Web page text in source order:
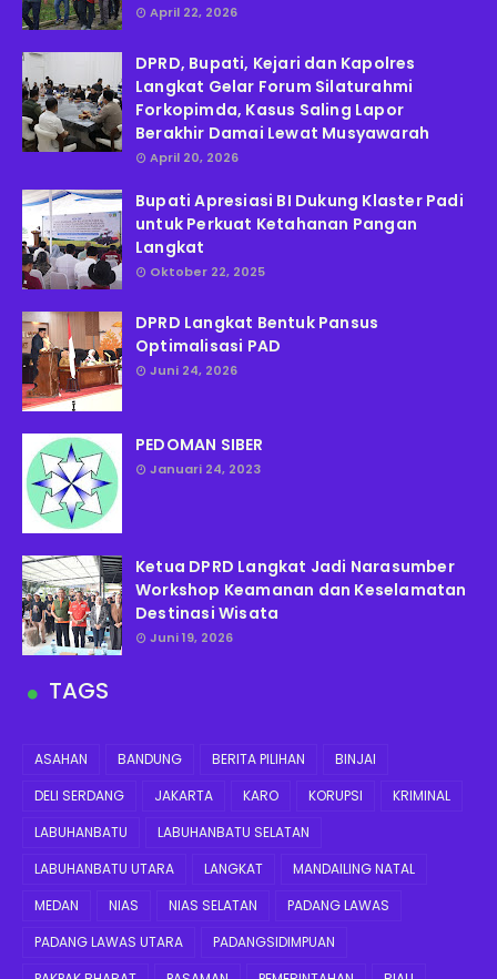
April 22, 2026
DPRD, Bupati, Kejari dan Kapolres
Langkat Gelar Forum Silaturahmi
Forkopimda, Kasus Saling Lapor
Berakhir Damai Lewat Musyawarah
April 20, 2026
Bupati Apresiasi BI Dukung Klaster Padi
untuk Perkuat Ketahanan Pangan
Langkat
Oktober 22, 2025
DPRD Langkat Bentuk Pansus
Optimalisasi PAD
Juni 24, 2026
PEDOMAN SIBER
Januari 24, 2023
Ketua DPRD Langkat Jadi Narasumber
Workshop Keamanan dan Keselamatan
Destinasi Wisata
Juni 19, 2026
TAGS
ASAHAN BANDUNG BERITA PILIHAN
BINJAI
DELI SERDANG
JAKARTA KARO KORUPSI
KRIMINAL
LABUHANBATU
LABUHANBATU SELATAN
LABUHANBATU UTARA
LANGKAT
MANDAILING NATAL
MEDAN
NIAS NIAS SELATAN
PADANG LAWAS
PADANG LAWAS UTARA
PADANGSIDIMPUAN